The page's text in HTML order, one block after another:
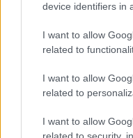
device identifiers in
I want to allow
related to
I want to allow
related to
I want to allow
BarlangOffice - színjáték
Bemutató :2014.